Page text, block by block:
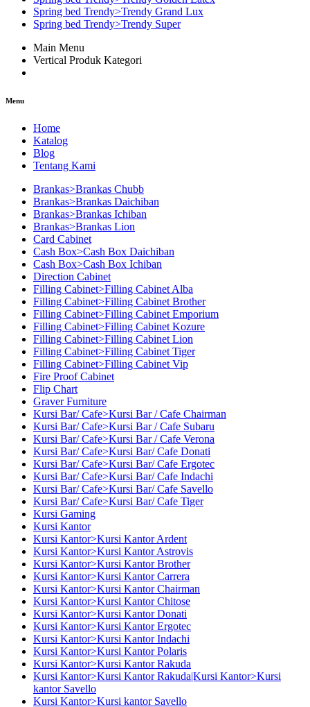
Spring bed Trendy>Trendy Grand Lux
Spring bed Trendy>Trendy Super
Main Menu
Vertical Produk Kategori
Menu
Home
Katalog
Blog
Tentang Kami
Brankas>Brankas Chubb
Brankas>Brankas Daichiban
Brankas>Brankas Ichiban
Brankas>Brankas Lion
Card Cabinet
Cash Box>Cash Box Daichiban
Cash Box>Cash Box Ichiban
Direction Cabinet
Filling Cabinet>Filling Cabinet Alba
Filling Cabinet>Filling Cabinet Brother
Filling Cabinet>Filling Cabinet Emporium
Filling Cabinet>Filling Cabinet Kozure
Filling Cabinet>Filling Cabinet Lion
Filling Cabinet>Filling Cabinet Tiger
Filling Cabinet>Filling Cabinet Vip
Fire Proof Cabinet
Flip Chart
Graver Furniture
Kursi Bar/ Cafe>Kursi Bar / Cafe Chairman
Kursi Bar/ Cafe>Kursi Bar / Cafe Subaru
Kursi Bar/ Cafe>Kursi Bar / Cafe Verona
Kursi Bar/ Cafe>Kursi Bar/ Cafe Donati
Kursi Bar/ Cafe>Kursi Bar/ Cafe Ergotec
Kursi Bar/ Cafe>Kursi Bar/ Cafe Indachi
Kursi Bar/ Cafe>Kursi Bar/ Cafe Savello
Kursi Bar/ Cafe>Kursi Bar/ Cafe Tiger
Kursi Gaming
Kursi Kantor
Kursi Kantor>Kursi Kantor Ardent
Kursi Kantor>Kursi Kantor Astrovis
Kursi Kantor>Kursi Kantor Brother
Kursi Kantor>Kursi Kantor Carrera
Kursi Kantor>Kursi Kantor Chairman
Kursi Kantor>Kursi Kantor Chitose
Kursi Kantor>Kursi Kantor Donati
Kursi Kantor>Kursi Kantor Ergotec
Kursi Kantor>Kursi Kantor Indachi
Kursi Kantor>Kursi Kantor Polaris
Kursi Kantor>Kursi Kantor Rakuda
Kursi Kantor>Kursi Kantor Rakuda|Kursi Kantor>Kursi
kantor Savello
Kursi Kantor>Kursi kantor Savello